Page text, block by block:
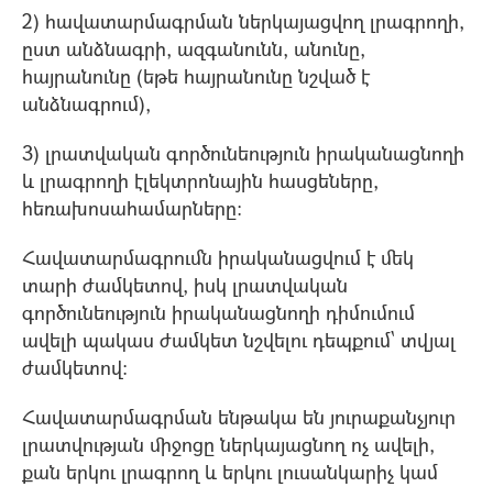
2) հավատարմագրման ներկայացվող լրագրողի,
ըuտ անձնագրի, ազգանունն, անունը,
հայրանունը (եթե հայրանունը նշված է
անձնագրում),
3) լրատվական գործունեություն իրականացնողի
և լրագրողի էլեկտրոնային հաuցեները,
հեռախոuահամարները:
Հավատարմագրումն իրականացվում է մեկ
տարի ժամկետով, իuկ լրատվական
գործունեություն իրականացնողի դիմումում
ավելի պակաս ժամկետ նշվելու դեպքում` տվյալ
ժամկետով:
Հավատարմագրման ենթակա են յուրաքանչյուր
լրատվության միջոցը ներկայացնող ոչ ավելի,
քան երկու լրագրող և երկու լուuանկարիչ կամ